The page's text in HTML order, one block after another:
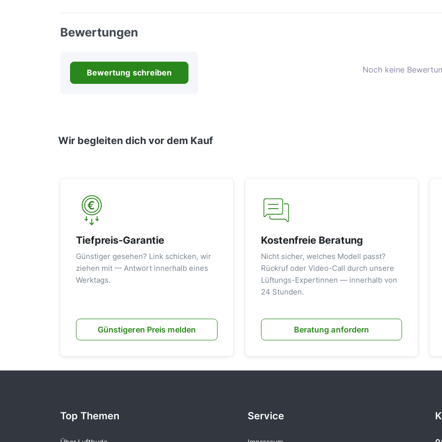
Bewertungen
Bewertung schreiben Noch keine
Wir begleiten dich vor dem Kauf
Tiefpreis-Garantie
Günstiger gesehen? Link schicken, wir
ziehen mit — Antwort innerhalb eines
Werktags.
Günstigeren Preis melden
Kostenfreie Beratung
Nicht sicher, welches Modell passt?
Rückruf oder Video-Call durch unsere
Lüftungs-Expertinnen — innerhalb von
24 Stunden.
Beratung anfordern
Top Themen Service